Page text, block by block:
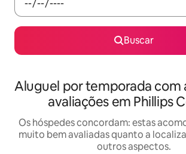
Buscar
Aluguel por temporada com
avaliações em Phillips
Os hóspedes concordam: estas
muito bem avaliadas quanto a
outros aspectos.